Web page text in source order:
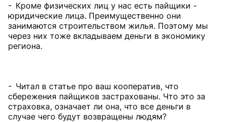
- Кроме физических лиц у нас есть пайщики -
юридические лица. Преимущественно они
занимаются строительством жилья. Поэтому мы
через них тоже вкладываем деньги в экономику
региона.
- Читал в статье про ваш кооператив, что
сбережения пайщиков застрахованы. Что это за
страховка, означает ли она, что все деньги в
случае чего будут возвращены людям?